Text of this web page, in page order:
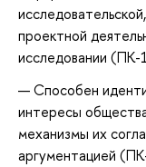
проектной
исследовании (ПК-
Способен
интересы
механизмы их
аргументацией